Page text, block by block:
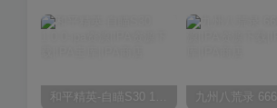
和平精英-自瞄S30 1.0.0 九州八荒录 666